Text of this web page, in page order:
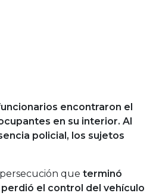
encontraron el
en su interior. Al
policial, los sujetos
que terminó
el control del vehículo